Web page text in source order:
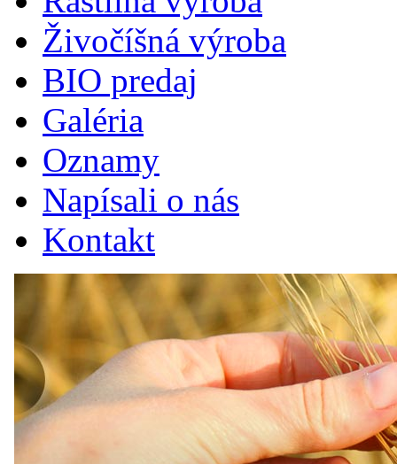
Živočíšná výroba
BIO predaj
Galéria
Oznamy
Napísali o nás
Kontakt